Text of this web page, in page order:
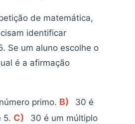
de matemática,
identificar
Se um aluno escolhe o
é a afirmação
primo. B)
30 é
5. C)
30 é um múltiplo